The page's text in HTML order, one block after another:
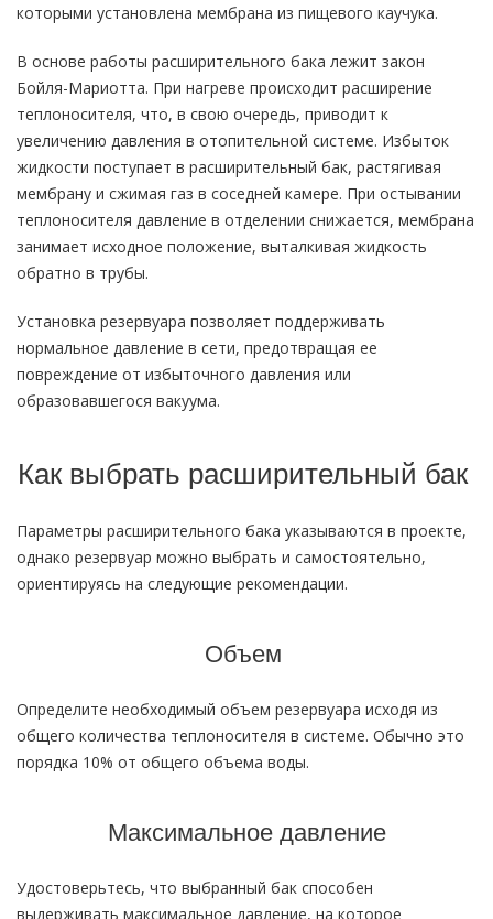
которыми установлена мембрана из пищевого каучука.
В основе работы расширительного бака лежит закон
Бойля-Мариотта. При нагреве происходит расширение
теплоносителя, что, в свою очередь, приводит к
увеличению давления в отопительной системе. Избыток
жидкости поступает в расширительный бак, растягивая
мембрану и сжимая газ в соседней камере. При остывании
теплоносителя давление в отделении снижается, мембрана
занимает исходное положение, выталкивая жидкость
обратно в трубы.
Установка резервуара позволяет поддерживать
нормальное давление в сети, предотвращая ее
повреждение от избыточного давления или
образовавшегося вакуума.
Как выбрать расширительный бак
Параметры расширительного бака указываются в проекте,
однако резервуар можно выбрать и самостоятельно,
ориентируясь на следующие рекомендации.
Объем
Определите необходимый объем резервуара исходя из
общего количества теплоносителя в системе. Обычно это
порядка 10% от общего объема воды.
Максимальное давление
Удостоверьтесь, что выбранный бак способен
выдерживать максимальное давление, на которое